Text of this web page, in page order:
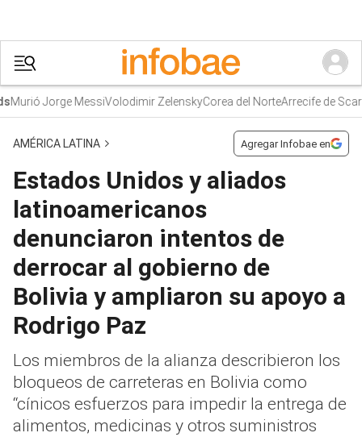
Jorge MessiVolodimir ZelenskyCorea del NorteArrecife de
AMÉRICA LATINA Agregar Infobae en
Estados Unidos y aliados
latinoamericanos
denunciaron intentos de
derrocar al gobierno de
Bolivia y ampliaron su apoyo a
Rodrigo Paz
Los miembros de la alianza describieron los
bloqueos de carreteras en Bolivia como
“cínicos esfuerzos para impedir la entrega de
alimentos, medicinas y otros suministros